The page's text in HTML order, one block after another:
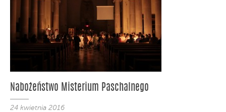
Nabożeństwo Misterium Paschalnego
24 kwietnia 2016